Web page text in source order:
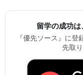
留学の成功は
『優先ソース』に
先取